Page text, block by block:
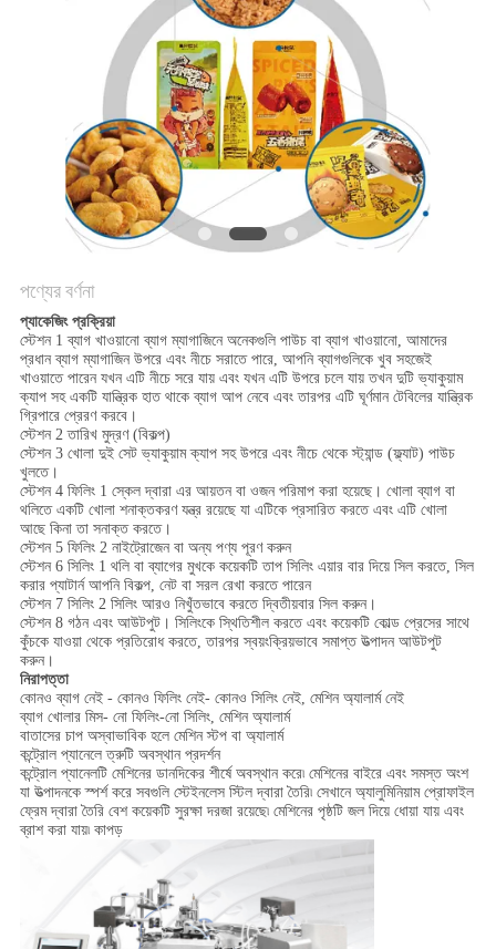
উদ্ধৃতি
অনুরোধ
সাইট
ম্যাপ
PRIVACY
POLICY
পণ্যের বর্ণনা
প্যাকেজিং প্রক্রিয়া
স্টেশন 1 ব্যাগ খাওয়ানো ব্যাগ ম্যাগাজিনে অনেকগুলি পাউচ বা ব্যাগ খাওয়ানো, আমাদের
প্রধান ব্যাগ ম্যাগাজিন উপরে এবং নীচে সরাতে পারে, আপনি ব্যাগগুলিকে খুব সহজেই
খাওয়াতে পারেন যখন এটি নীচে সরে যায় এবং যখন এটি উপরে চলে যায় তখন দুটি ভ্যাকুয়াম
ক্যাপ সহ একটি যান্ত্রিক হাত থাকে ব্যাগ আপ নেবে এবং তারপর এটি ঘূর্ণমান টেবিলের যান্ত্রিক
গ্রিপারে প্রেরণ করবে।
স্টেশন 2 তারিখ মুদ্রণ (বিকল্প)
স্টেশন 3 খোলা দুই সেট ভ্যাকুয়াম ক্যাপ সহ উপরে এবং নীচে থেকে স্ট্যান্ড (ফ্ল্যাট) পাউচ
খুলতে।
স্টেশন 4 ফিলিং 1 স্কেল দ্বারা এর আয়তন বা ওজন পরিমাপ করা হয়েছে। খোলা ব্যাগ বা
থলিতে একটি খোলা শনাক্তকরণ যন্ত্র রয়েছে যা এটিকে প্রসারিত করতে এবং এটি খোলা
আছে কিনা তা সনাক্ত করতে।
স্টেশন 5 ফিলিং 2 নাইট্রোজেন বা অন্য পণ্য পূরণ করুন
স্টেশন 6 সিলিং 1 থলি বা ব্যাগের মুখকে কয়েকটি তাপ সিলিং এয়ার বার দিয়ে সিল করতে, সিল
করার প্যাটার্ন আপনি বিকল্প, নেট বা সরল রেখা করতে পারেন
স্টেশন 7 সিলিং 2 সিলিং আরও নিখুঁতভাবে করতে দ্বিতীয়বার সিল করুন।
স্টেশন 8 গঠন এবং আউটপুট। সিলিংকে স্থিতিশীল করতে এবং কয়েকটি কোল্ড প্রেসের সাথে
কুঁচকে যাওয়া থেকে প্রতিরোধ করতে, তারপর স্বয়ংক্রিয়ভাবে সমাপ্ত উত্পাদন আউটপুট
করুন।
নিরাপত্তা
কোনও ব্যাগ নেই - কোনও ফিলিং নেই- কোনও সিলিং নেই, মেশিন অ্যালার্ম নেই
ব্যাগ খোলার মিস- নো ফিলিং-নো সিলিং, মেশিন অ্যালার্ম
বাতাসের চাপ অস্বাভাবিক হলে মেশিন স্টপ বা অ্যালার্ম
কন্ট্রোল প্যানেলে ত্রুটি অবস্থান প্রদর্শন
কন্ট্রোল প্যানেলটি মেশিনের ডানদিকের শীর্ষে অবস্থান করে৷ মেশিনের বাইরে এবং সমস্ত অংশ
যা উত্পাদনকে স্পর্শ করে সবগুলি স্টেইনলেস স্টিল দ্বারা তৈরি৷ সেখানে অ্যালুমিনিয়াম প্রোফাইল
ফ্রেম দ্বারা তৈরি বেশ কয়েকটি সুরক্ষা দরজা রয়েছে৷ মেশিনের পৃষ্ঠটি জল দিয়ে ধোয়া যায় এবং
ব্রাশ করা যায়৷ কাপড়